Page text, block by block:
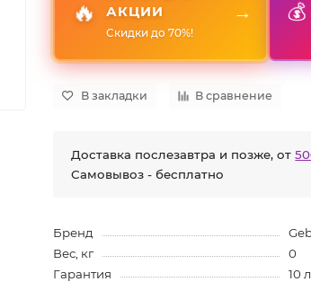
🔥
АКЦИИ
Скидки до 70%!
→ 💰
В закладки В сравнение
Доставка послезавтра и позже, от
Самовывоз - бесплатно
Бренд
Вес, кг
0
Гарантия
10